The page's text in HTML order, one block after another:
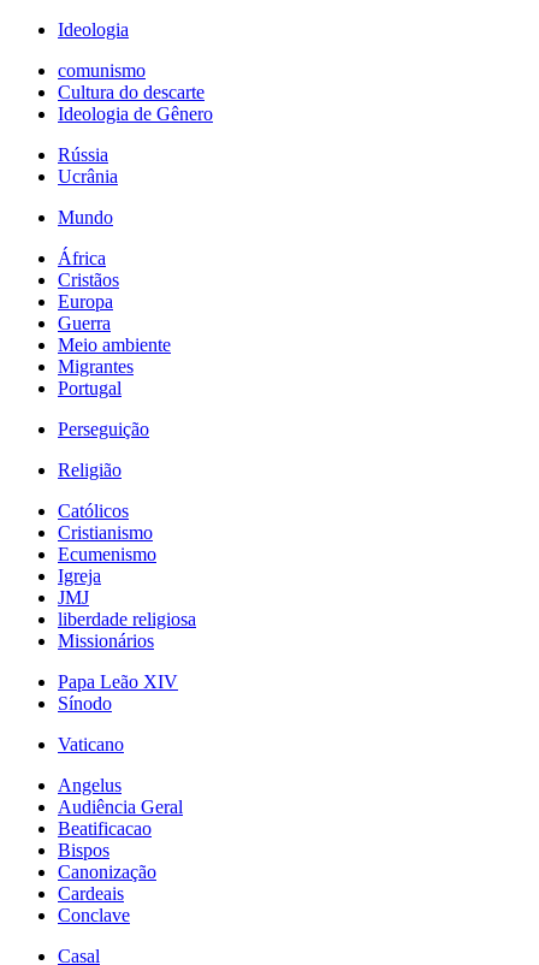
Ideologia
comunismo
Cultura do descarte
Ideologia de Gênero
Rússia
Ucrânia
Mundo
África
Cristãos
Europa
Guerra
Meio ambiente
Migrantes
Portugal
Perseguição
Religião
Católicos
Cristianismo
Ecumenismo
Igreja
JMJ
liberdade religiosa
Missionários
Papa Leão XIV
Sínodo
Vaticano
Angelus
Audiência Geral
Beatificacao
Bispos
Canonização
Cardeais
Conclave
Casal